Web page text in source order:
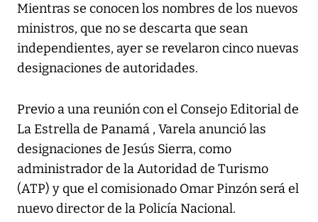
Mientras se conocen los nombres de los nuevos
ministros, que no se descarta que sean
independientes, ayer se revelaron cinco nuevas
designaciones de autoridades.
Previo a una reunión con el Consejo Editorial de
La Estrella de Panamá , Varela anunció las
designaciones de Jesús Sierra, como
administrador de la Autoridad de Turismo
(ATP) y que el comisionado Omar Pinzón será el
nuevo director de la Policía Nacional.